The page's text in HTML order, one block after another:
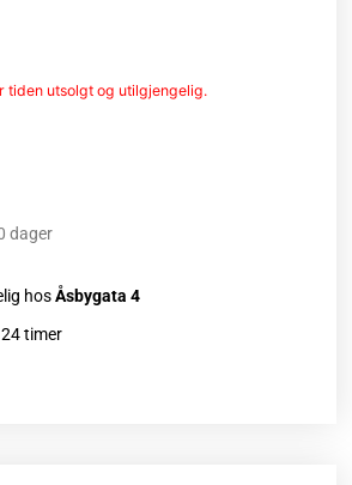
tiden utsolgt og utilgjengelig.
dager
hosÅsbygata 4
timer